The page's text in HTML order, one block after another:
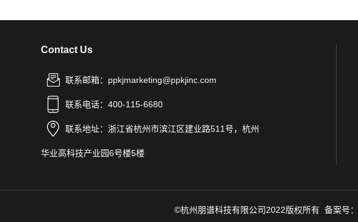
Contact Us
联系邮箱：ppkjmarketing@ppkjinc.com
联系电话：400-115-6680
联系地址：浙江省杭州市滨江区建业路511号，杭州
华业高科技产业园6号楼5楼
©杭州朋谱科技有限公司2022版权所有 备案号：